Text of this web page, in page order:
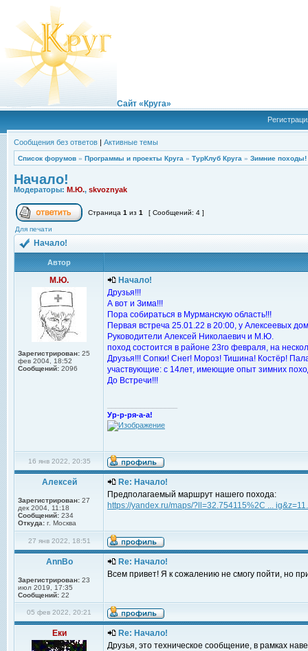
Сайт «Круга»
Сообщения без ответов | Активные темы
Список форумов » Программы и проекты Круга » ТурКлуб Круга » Зимние походы!
Начало!
Модераторы: М.Ю., skvoznyak
Страница 1 из 1 [ Сообщений: 4 ]
Для печати
Начало!
Автор
М.Ю.
Зарегистрирован: 25
фев 2004, 18:52
Сообщений: 2096
Начало!
Друзья!!!
А вот и Зима!!!
Пора собираться в Мурманскую область!!!
Первая встреча 25.01.22 в 20:00, у Алексеевых
Руководители Алексей Николаевич и М.Ю.
поход состоится в районе 23го февраля, на
Друзья!!! Сопки! Снег! Мороз! Тишина! Костёр!
участвующие: с 14лет, имеющие опыт зимних
До Встречи!!!
Ур-р-ря-а-а!
16 янв 2022, 20:35
Алексей
Зарегистрирован: 27
дек 2004, 11:18
Сообщений: 234
Откуда: г. Москва
Re: Начало!
Предполагаемый маршрут нашего похода:
https://yandex.ru/maps/?ll=32.754115%2C ...
27 янв 2022, 18:51
AnnBo
Зарегистрирован: 23
июл 2019, 17:35
Сообщений: 22
Re: Начало!
Всем привет! Я к сожалению не смогу пойти, но
05 фев 2022, 20:21
Еки
Re: Начало!
Друзья, это техническое сообщение, в рамках